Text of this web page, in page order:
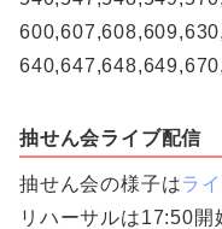
抽せん会ライブ配信
抽せん会の様子はラ
リハーサルは17:50開